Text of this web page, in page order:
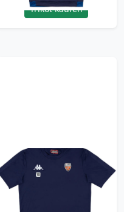
Trikot kaufen
2020-21 Lorient Player
Issue Training Shirt
#10 - 10/10 - (M)
35.99£ · ca. €42